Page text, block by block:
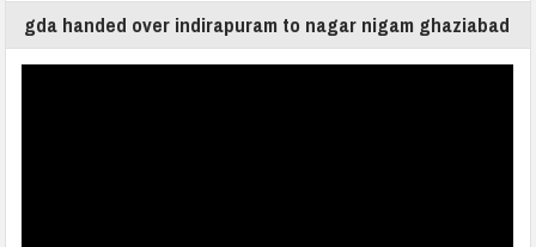
gda handed over indirapuram to nagar nigam ghaziabad